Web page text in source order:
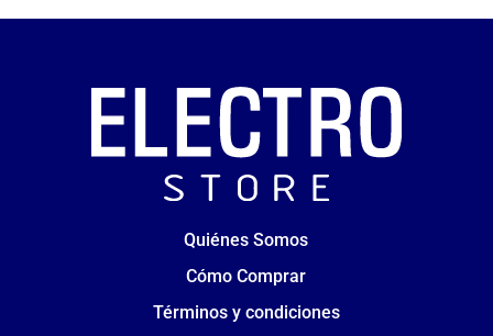
Quiénes Somos
Cómo Comprar
Términos y condiciones